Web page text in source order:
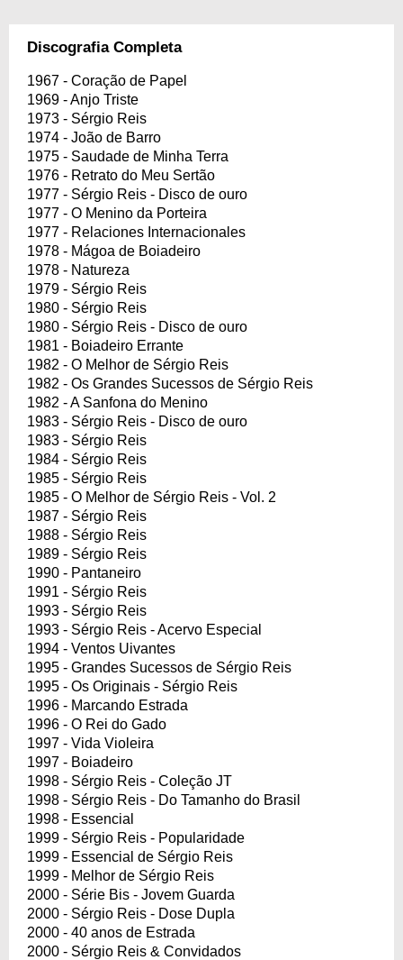
Discografia Completa
1967 - Coração de Papel
1969 - Anjo Triste
1973 - Sérgio Reis
1974 - João de Barro
1975 - Saudade de Minha Terra
1976 - Retrato do Meu Sertão
1977 - Sérgio Reis - Disco de ouro
1977 - O Menino da Porteira
1977 - Relaciones Internacionales
1978 - Mágoa de Boiadeiro
1978 - Natureza
1979 - Sérgio Reis
1980 - Sérgio Reis
1980 - Sérgio Reis - Disco de ouro
1981 - Boiadeiro Errante
1982 - O Melhor de Sérgio Reis
1982 - Os Grandes Sucessos de Sérgio Reis
1982 - A Sanfona do Menino
1983 - Sérgio Reis - Disco de ouro
1983 - Sérgio Reis
1984 - Sérgio Reis
1985 - Sérgio Reis
1985 - O Melhor de Sérgio Reis - Vol. 2
1987 - Sérgio Reis
1988 - Sérgio Reis
1989 - Sérgio Reis
1990 - Pantaneiro
1991 - Sérgio Reis
1993 - Sérgio Reis
1993 - Sérgio Reis - Acervo Especial
1994 - Ventos Uivantes
1995 - Grandes Sucessos de Sérgio Reis
1995 - Os Originais - Sérgio Reis
1996 - Marcando Estrada
1996 - O Rei do Gado
1997 - Vida Violeira
1997 - Boiadeiro
1998 - Sérgio Reis - Coleção JT
1998 - Sérgio Reis - Do Tamanho do Brasil
1998 - Essencial
1999 - Sérgio Reis - Popularidade
1999 - Essencial de Sérgio Reis
1999 - Melhor de Sérgio Reis
2000 - Série Bis - Jovem Guarda
2000 - Sérgio Reis - Dose Dupla
2000 - 40 anos de Estrada
2000 - Sérgio Reis & Convidados